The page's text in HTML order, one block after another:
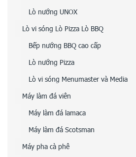
Lò nướng UNOX
Lò vi sóng Lò Pizza Lò BBQ
Bếp nướng BBQ cao cấp
Lò nướng Pizza
Lò vi sóng Menumaster và Media
Máy làm đá viên
Máy làm đá lamaca
Máy làm đá Scotsman
Máy pha cà phê